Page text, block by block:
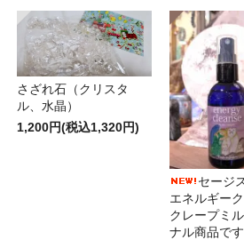
さざれ石（クリスタ
ル、水晶）
1,200円(税込1,320円)
セージ
エネルギー
クレープミ
ナル商品で